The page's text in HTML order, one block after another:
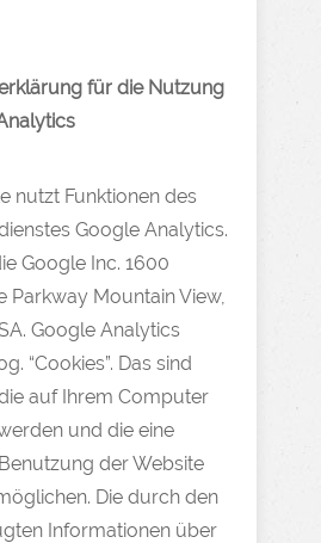
für die Nutzung
nutzt Funktionen des
Google Analytics.
Google Inc. 1600
Parkway Mountain View,
Google Analytics
“Cookies”. Das sind
auf Ihrem Computer
und die eine
der Website
Die durch den
Informationen über